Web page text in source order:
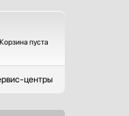
Корзина пуста
центры